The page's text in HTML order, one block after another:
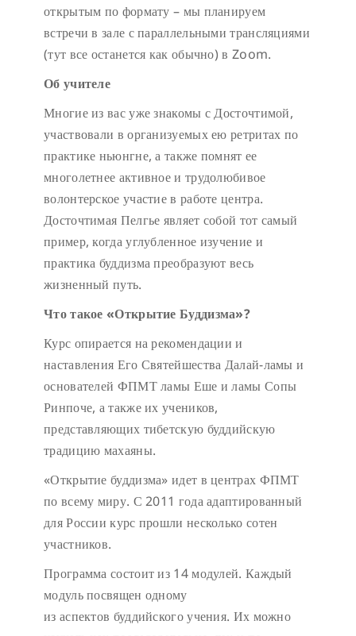
открытым по формату – мы планируем
встречи в зале с параллельными трансляциями
(тут все останется как обычно) в Zoom.
Об учителе
Многие из вас уже знакомы с Досточтимой,
участвовали в организуемых ею ретритах по
практике ньюнгне, а также помнят ее
многолетнее активное и трудолюбивое
волонтерское участие в работе центра.
Досточтимая Пелгье являет собой тот самый
пример, когда углубленное изучение и
практика буддизма преобразуют весь
жизненный путь.
Что такое «Открытие Буддизма»?
Курс опирается на рекомендации и
наставления Его Святейшества Далай-ламы и
основателей ФПМТ ламы Еше и ламы Сопы
Ринпоче, а также их учеников,
представляющих тибетскую буддийскую
традицию махаяны.
«Открытие буддизма» идет в центрах ФПМТ
по всему миру. С 2011 года адаптированный
для России курс прошли несколько сотен
участников.
Программа состоит из 14 модулей. Каждый
модуль посвящен одному
из аспектов буддийского учения. Их можно